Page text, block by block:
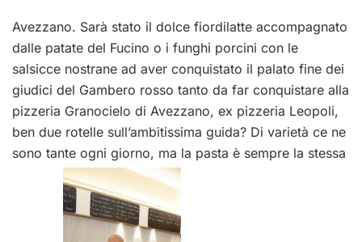
Avezzano. Sarà stato il dolce fiordilatte accompagnato
dalle patate del Fucino o i funghi porcini con le
salsicce nostrane ad aver conquistato il palato fine dei
giudici del Gambero rosso tanto da far conquistare alla
pizzeria Granocielo di Avezzano, ex pizzeria Leopoli,
ben due rotelle sull’ambitissima guida? Di varietà ce ne
sono tante ogni giorno, ma la pasta è sempre la stessa